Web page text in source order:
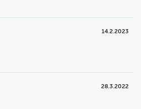
14.2.2023
28.3.2022